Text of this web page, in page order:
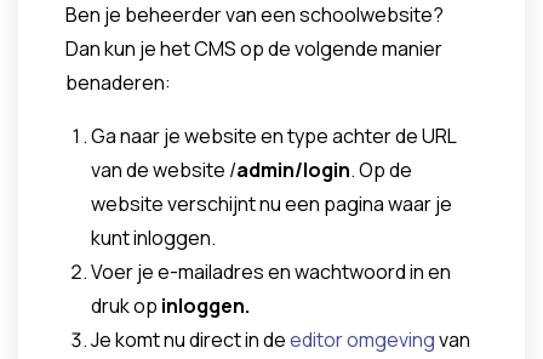
Ben je beheerder van een schoolwebsite?
Dan kun je het CMS op de volgende manier
benaderen:
Ga naar je website en type achter de URL
van de website /admin/login. Op de
website verschijnt nu een pagina waar je
kunt inloggen.
Voer je e-mailadres en wachtwoord in en
druk op inloggen.
Je komt nu direct in deeditor omgevingvan